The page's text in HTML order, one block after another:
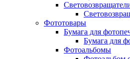
Фототовары
Бумага для
Бумага для
Фотоальбомы